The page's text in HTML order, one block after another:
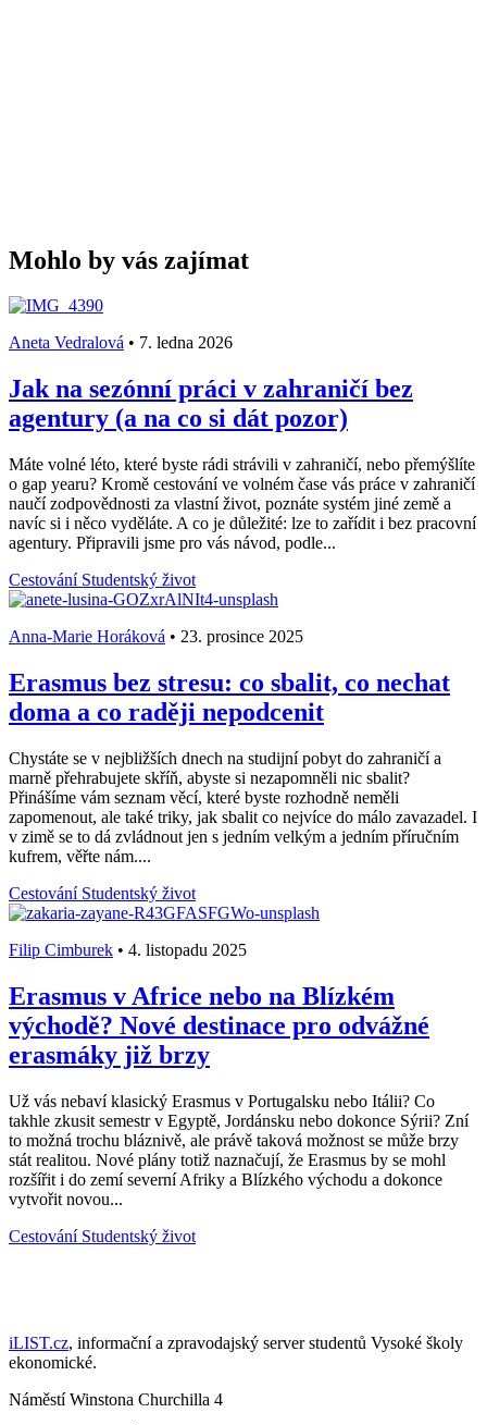
Mohlo by vás zajímat
Aneta Vedralová • 7. ledna 2026
Jak na sezónní práci v zahraničí bez
agentury (a na co si dát pozor)
Máte volné léto, které byste rádi strávili v zahraničí, nebo přemýšlíte
o gap yearu? Kromě cestování ve volném čase vás práce v zahraničí
naučí zodpovědnosti za vlastní život, poznáte systém jiné země a
navíc si i něco vyděláte. A co je důležité: lze to zařídit i bez pracovní
agentury. Připravili jsme pro vás návod, podle...
Cestování Studentský život
Anna-Marie Horáková • 23. prosince 2025
Erasmus bez stresu: co sbalit, co nechat
doma a co raději nepodcenit
Chystáte se v nejbližších dnech na studijní pobyt do zahraničí a
marně přehrabujete skříň, abyste si nezapomněli nic sbalit?
Přinášíme vám seznam věcí, které byste rozhodně neměli
zapomenout, ale také triky, jak sbalit co nejvíce do málo zavazadel. I
v zimě se to dá zvládnout jen s jedním velkým a jedním příručním
kufrem, věřte nám....
Cestování Studentský život
Filip Cimburek • 4. listopadu 2025
Erasmus v Africe nebo na Blízkém
východě? Nové destinace pro odvážné
erasmáky již brzy
Už vás nebaví klasický Erasmus v Portugalsku nebo Itálii? Co
takhle zkusit semestr v Egyptě, Jordánsku nebo dokonce Sýrii? Zní
to možná trochu bláznivě, ale právě taková možnost se může brzy
stát realitou. Nové plány totiž naznačují, že Erasmus by se mohl
rozšířit i do zemí severní Afriky a Blízkého východu a dokonce
vytvořit novou...
Cestování Studentský život
iLIST.cz, informační a zpravodajský server studentů Vysoké školy
ekonomické.
Náměstí Winstona Churchilla 4